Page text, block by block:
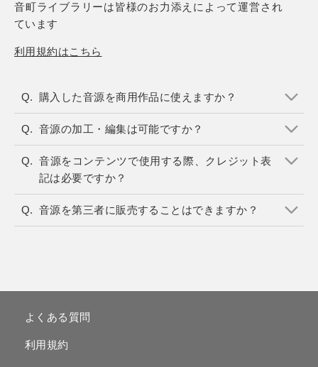
音町ライブラリーは皆様のお力添えによって運営され
ています
利用規約はこちら
購入した音源を商用作品に使えますか？
音源の加工・編集は可能ですか？
音源をコンテンツで使用する際、クレジット表
記は必要ですか？
音源を第三者に販売することはできますか？
よくある質問
利用規約